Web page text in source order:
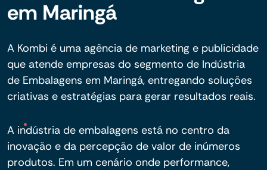
em Maringá
A Kombi é uma agência de marketing e publicidade
que atende empresas do segmento de Indústria
de Embalagens em Maringá, entregando soluções
criativas e estratégias para gerar resultados reais.
A indústria de embalagens está no centro da
inovação e da percepção de valor de inúmeros
produtos. Em um cenário onde performance,